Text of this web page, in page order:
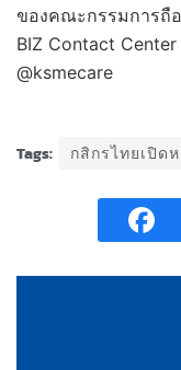
ของคณะกรรมการถื
BIZ Contact
@ksmecare
Tags: กสิกรไทยเปิด